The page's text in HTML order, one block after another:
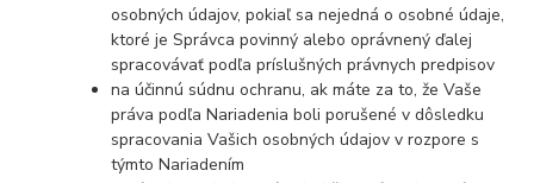
osobných údajov, pokiaľ sa nejedná o osobné údaje,
ktoré je Správca povinný alebo oprávnený ďalej
spracovávať podľa príslušných právnych predpisov
na účinnú súdnu ochranu, ak máte za to, že Vaše
práva podľa Nariadenia boli porušené v dôsledku
spracovania Vašich osobných údajov v rozpore s
týmto Nariadením